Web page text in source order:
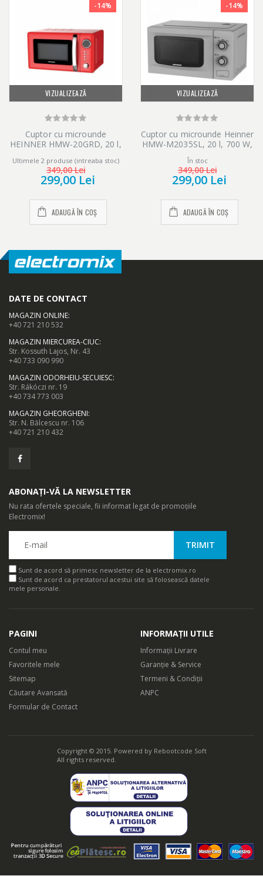
astfel incat mirosurile care persista sa fie risipite rapid. Prin
eliminarea mirosului fiecarui fel de mancare, mancarea va fi
mereu proaspata si delicioasa.
VIZUALIZEAZĂ
-14%
Cuptor cu microunde
HEINNER HMW-20GRD, 20 l,
Ultimele 2 produse (intreaba stoc)
349,00 Lei
299,00 Lei
ADAUGĂ ÎN COȘ
VIZUALIZEAZĂ
-14%
Cuptor cu microunde Heinner
HMW-M2035SL, 20 l, 700 W,
Control mecanic, Timer,
Argintiu
În stoc
349,00 Lei
299,00 Lei
ADAUGĂ ÎN COȘ
DATE DE CONTACT
MAGAZIN ONLINE:
+40 721 210 532
MAGAZIN MIERCUREA-CIUC:
Str. Kossuth Lajos, Nr. 43
+40 733 090 990
MAGAZIN ODORHEIU-SECUIESC:
Str. Rákóczi nr. 19
+40 734 773 003
MAGAZIN GHEORGHENI:
Str. N. Bălcescu nr. 106
+40 721 210 432
ABONAȚI-VĂ LA NEWSLETTER
Nu rata ofertele speciale, fii informat legat de promoțiile
Electromix!
Sunt de acord să primesc newsletter de la electromix.ro
Sunt de acord ca prestatorul acestui site să folosească datele
mele personale.
PAGINI
Contul meu
Favoritele mele
Sitemap
Căutare Avansată
Formular de Contact
INFORMAȚII UTILE
Informații Livrare
Garanție & Service
Termeni & Condiții
ANPC
Copyright © 2015. Powered by Rebootcode Soft
All rights reserved.